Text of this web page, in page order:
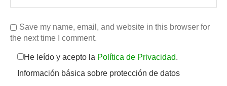
Save my name, email, and website in this browser for
the next time I comment.
He leído y acepto la Política de Privacidad.
Información básica sobre protección de datos